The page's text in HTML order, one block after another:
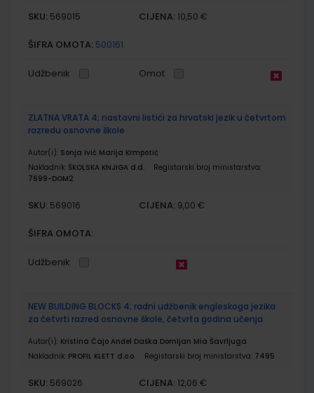
SKU: 569015 CIJENA: 10,50 €
ŠIFRA OMOTA: 500161
Udžbenik Omot
ZLATNA VRATA 4; nastavni listići za hrvatski jezik u četvrtom
razredu osnovne škole
Autor(i): Sonja Ivić Marija Krmpotić
Nakladnik: ŠKOLSKA KNJIGA d.d.
Registarski broj ministarstva:
7699-DOM2
SKU: 569016 CIJENA: 9,00 €
ŠIFRA OMOTA:
Udžbenik
NEW BUILDING BLOCKS 4; radni udžbenik engleskoga jezika
za četvrti razred osnovne škole, četvrta godina učenja
Autor(i): Kristina Čajo Anđel Daška Domljan Mia Šavrljuga
Nakladnik: PROFIL KLETT d.o.o. Registarski broj ministarstva: 7495
SKU: 569026 CIJENA: 12,06 €